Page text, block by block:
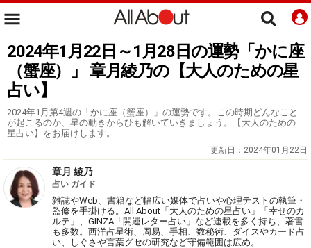
2024年1月22日～1月28日の運勢「かに座
（蟹座）」 章月綾乃の【大人のための星
占い】
2024年1月第4週の「かに座（蟹座）」の運勢です。この時期どんなこと
が起こるのか、星の動きからひも解いていきましょう。【大人のための
星占い】をお届けします。
更新日： 2024年01月22日
章月 綾乃
占い ガイド
雑誌やWeb、書籍など幅広い媒体で占いや心理テストの執筆・
監修を手掛ける。All About「大人のための星占い」「幸せのカ
ルテ」、GINZA「開運レター占い」など連載を多く持ち、著書
も多数。西洋占星術、周易、手相、数秘術、ダイスやカード占
い、しぐさや言葉グセの研究など守備範囲は広め。